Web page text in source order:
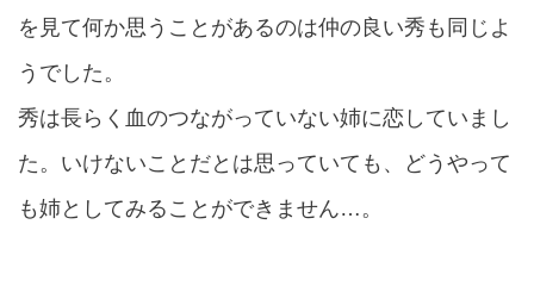
を見て何か思うことがあるのは仲の良い秀も同じよ
うでした。
秀は長らく血のつながっていない姉に恋していまし
た。いけないことだとは思っていても、どうやって
も姉としてみることができません…。